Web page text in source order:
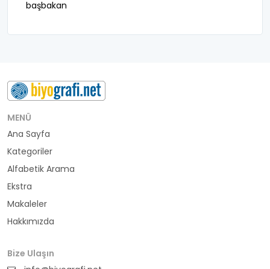
başbakan
belediye başkanı
buluş
bürokrat
büyükelçi
cumhurbaşkanı
din adamı
doktor
MENÜ
Ana Sayfa
Kategoriler
Alfabetik Arama
Ekstra
Makaleler
Hakkımızda
Bize Ulaşın